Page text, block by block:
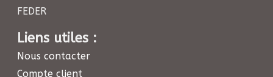
FEDER
Liens utiles :
Nous contacter
Compte client